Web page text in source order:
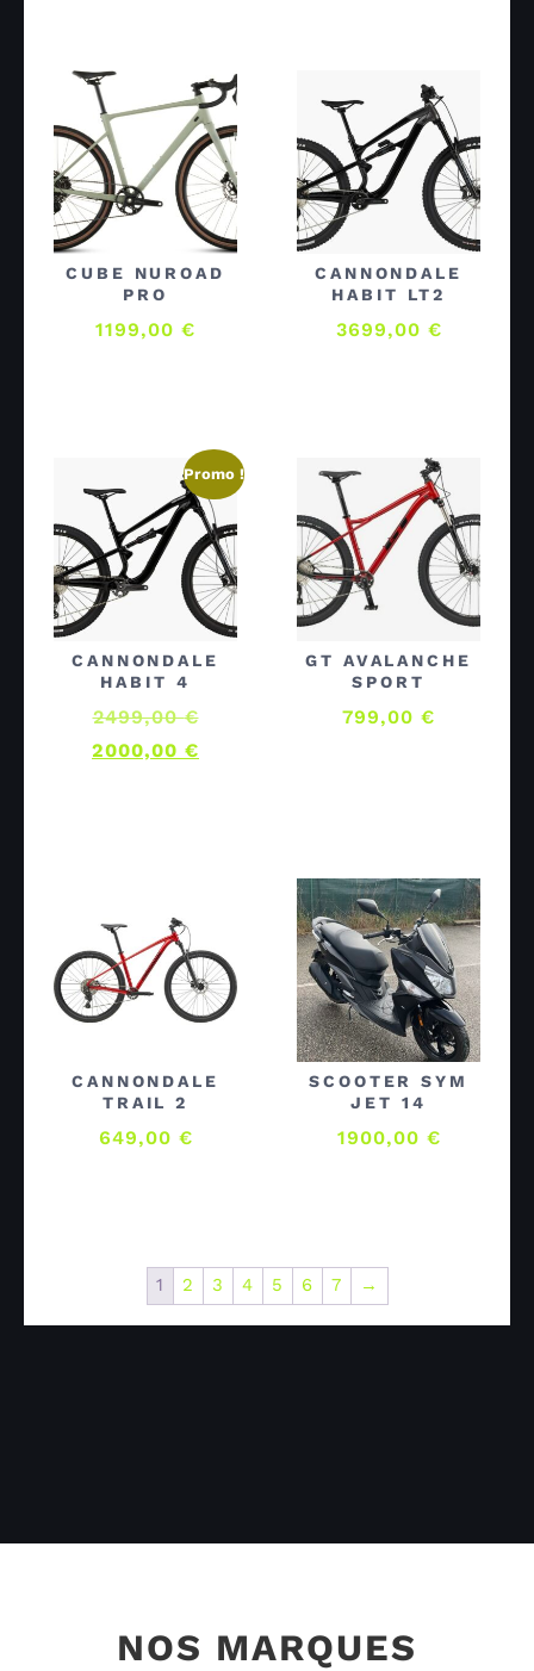
CUBE NUROAD
PRO
1199,00 €
CANNONDALE
HABIT LT2
3699,00 €
Promo !
CANNONDALE
HABIT 4
2499,00€
2000,00 €
GT AVALANCHE
SPORT
799,00 €
CANNONDALE
TRAIL 2
649,00 €
SCOOTER SYM
JET 14
1900,00 €
1 2 3 4 5 6 7 →
NOS MARQUES